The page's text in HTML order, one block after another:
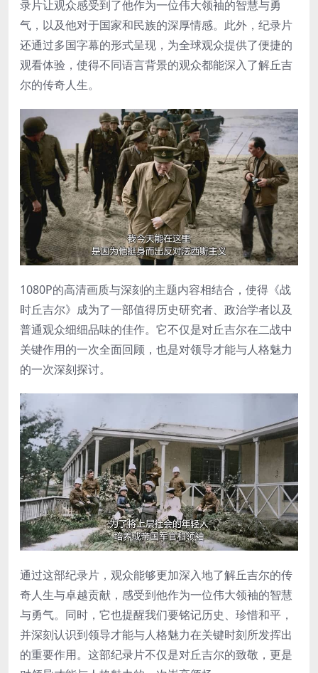
录片让观众感受到了他作为一位伟大领袖的智慧与勇
气，以及他对于国家和民族的深厚情感。此外，纪录片
还通过多国字幕的形式呈现，为全球观众提供了便捷的
观看体验，使得不同语言背景的观众都能深入了解丘吉
尔的传奇人生。
1080P的高清画质与深刻的主题内容相结合，使得《战
时丘吉尔》成为了一部值得历史研究者、政治学者以及
普通观众细细品味的佳作。它不仅是对丘吉尔在二战中
关键作用的一次全面回顾，也是对领导才能与人格魅力
的一次深刻探讨。
通过这部纪录片，观众能够更加深入地了解丘吉尔的传
奇人生与卓越贡献，感受到他作为一位伟大领袖的智慧
与勇气。同时，它也提醒我们要铭记历史、珍惜和平，
并深刻认识到领导才能与人格魅力在关键时刻所发挥出
的重要作用。这部纪录片不仅是对丘吉尔的致敬，更是